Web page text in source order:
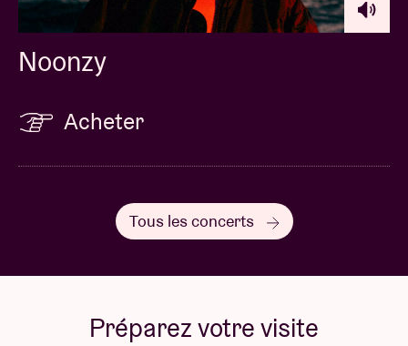
Noonzy
Acheter
Tous les concerts
Préparez votre visite